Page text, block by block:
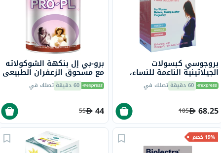
بروجوسي كبسولات
الجيلاتينية الناعمة للنساء،
حزمه من 30
60 دقيقة تصلك في
68.25
105
برو-بي إل بنكهة الشوكولاته
مع مسحوق الزعفران الطبيعي
400 جرام 60 دقيقة تصلك في
44
55
19% خصم